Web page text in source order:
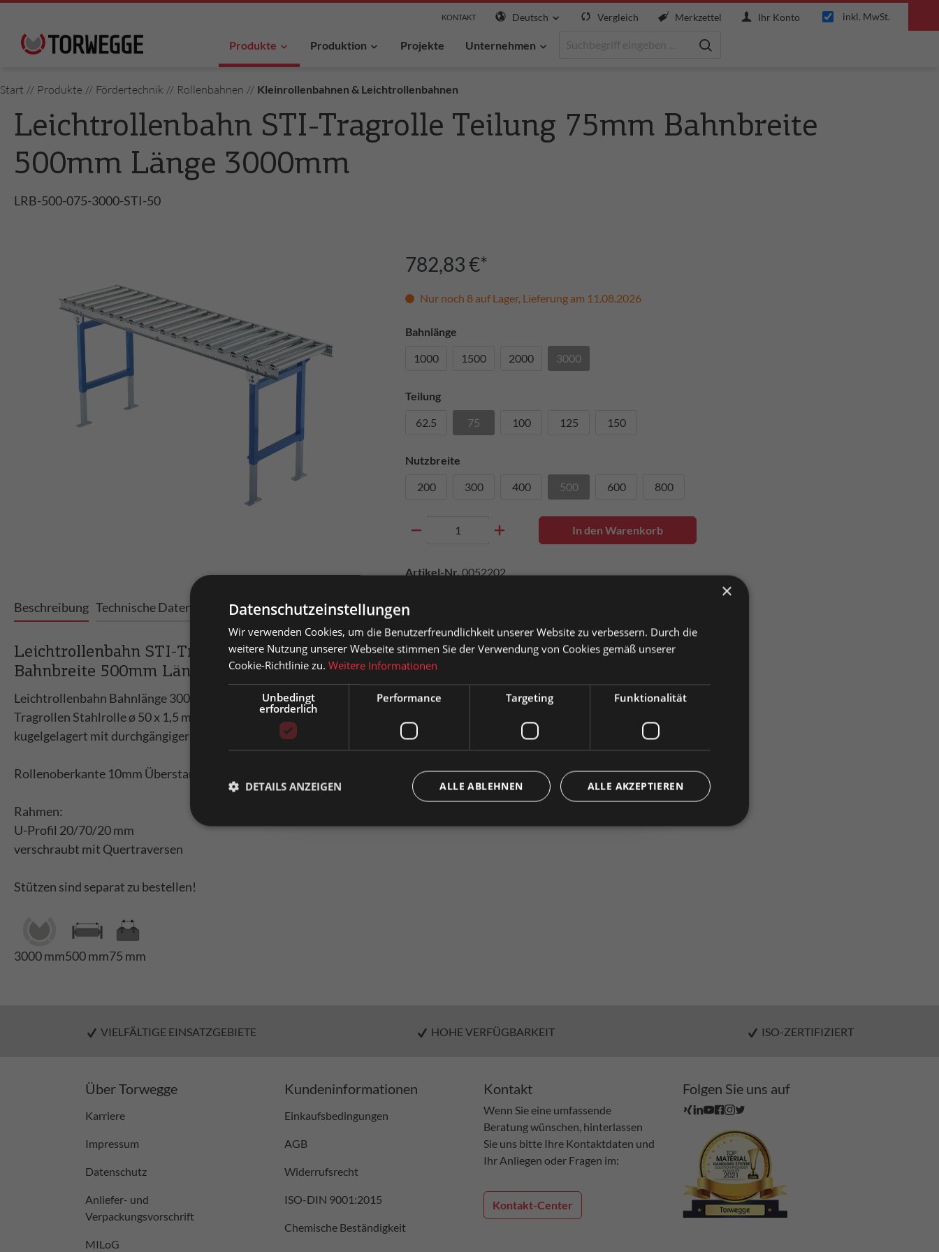
KONTAKT Deutsch Vergleich Merkzettel Ihr Konto inkl. MwSt.
Produkte Produktion Projekte Unternehmen
Start // Produkte // Fördertechnik // Rollenbahnen // Kleinrollenbahnen & Leichtrollenbahnen
Leichtrollenbahn STI-Tragrolle Teilung 75mm Bahnbreite
500mm Länge 3000mm
LRB-500-075-3000-STI-50
Beschreibung Technische Daten Varianten Downloads
Leichtrollenbahn STI-Tragrolle Teilung 75mm
Bahnbreite 500mm Länge 3000mm
Leichtrollenbahn Bahnlänge 3000mm
Tragrollen Stahlrolle ø 50 x 1,5 mm, verzinkt, mit Konuslager,
kugelgelagert mit durchgängiger Achse, verschraubt
Rollenoberkante 10mm Überstand zum Rahmenprofil!
Rahmen:
U-Profil 20/70/20 mm
verschraubt mit Quertraversen
Stützen sind separat zu bestellen!
3000 mm500 mm75 mm
782,83 €*
Nur noch 8 auf Lager, Lieferung am 11.08.2026
Bahnlänge
1000
1500 2000 3000
Teilung
62.5
75 100 125 150
Nutzbreite
200
300 400 500 600 800
In den Warenkorb
Artikel-Nr.0052202
Zum Merkzettel hinzufügen
Produkt vergleichen
VIELFÄLTIGE EINSATZGEBIETE HOHE VERFÜGBARKEIT ISO-ZERTIFIZIERT
Über Torwegge
Karriere
Impressum
Datenschutz
Anliefer- und
Verpackungsvorschrift
MILoG
Kundeninformationen
Einkaufsbedingungen
AGB
Widerrufsrecht
ISO-DIN 9001:2015
Chemische Beständigkeit
Kontakt
Wenn Sie eine umfassende
Beratung wünschen, hinterlassen
Sie uns bitte Ihre Kontaktdaten und
Ihr Anliegen oder Fragen im:
Kontakt-Center
Folgen Sie uns auf
Preisauszeichnung
Privatkunden können Preise mit MwSt. (brutto) und Geschäftskunden
Preise ohne MwSt. (netto) angezeigt werden.
Bitte wählen Sie Ihre bevorzugte Einstellung:
Privatkunde Geschäftskunde
×
Datenschutzeinstellungen
Wir verwenden Cookies, um die Benutzerfreundlichkeit unserer Website zu verbessern. Durch die
weitere Nutzung unserer Webseite stimmen Sie der Verwendung von Cookies gemäß unserer
Cookie-Richtlinie zu. Weitere Informationen
Unbedingt
erforderlich
Performance Targeting Funktionalität
ALLE AKZEPTIEREN
ALLE ABLEHNEN
DETAILS ANZEIGEN